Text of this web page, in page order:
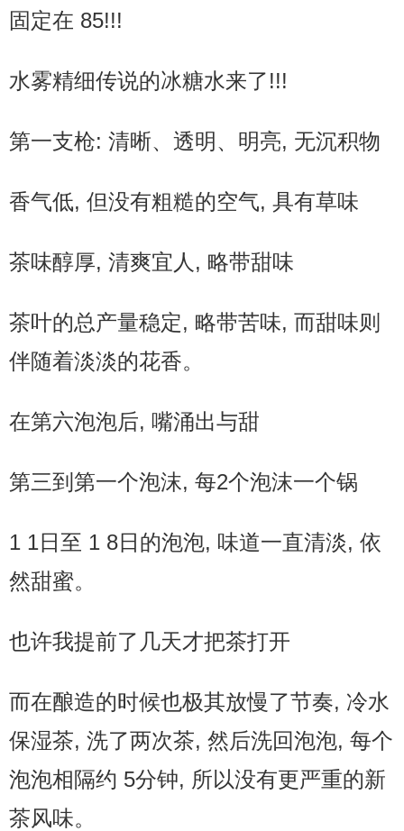
固定在 85!!!
水雾精细传说的冰糖水来了!!!
第一支枪: 清晰、透明、明亮, 无沉积物
香气低, 但没有粗糙的空气, 具有草味
茶味醇厚, 清爽宜人, 略带甜味
茶叶的总产量稳定, 略带苦味, 而甜味则
伴随着淡淡的花香。
在第六泡泡后, 嘴涌出与甜
第三到第一个泡沫, 每2个泡沫一个锅
1 1日至 1 8日的泡泡, 味道一直清淡, 依
然甜蜜。
也许我提前了几天才把茶打开
而在酿造的时候也极其放慢了节奏, 冷水
保湿茶, 洗了两次茶, 然后洗回泡泡, 每个
泡泡相隔约 5分钟, 所以没有更严重的新
茶风味。